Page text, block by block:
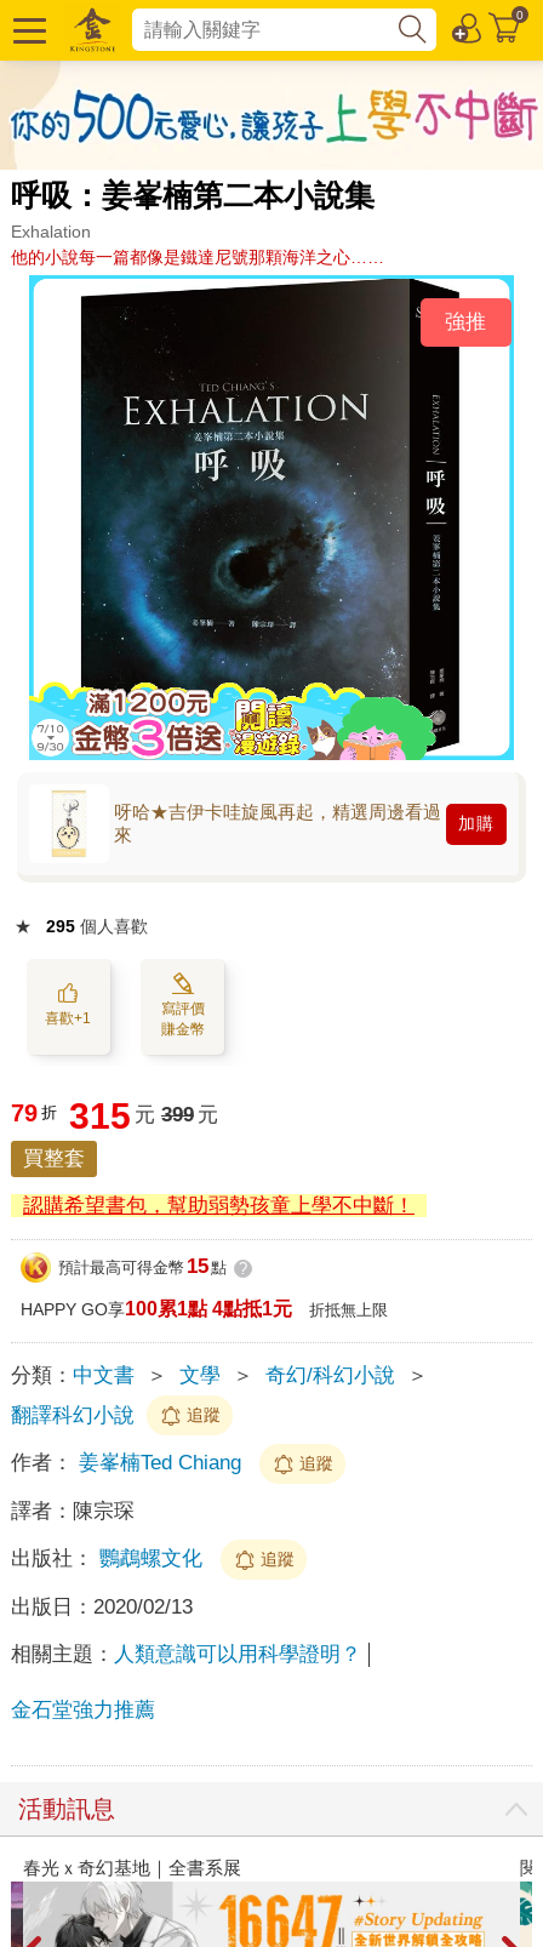
0
呼吸：姜峯楠第二本小說集
Exhalation
他的小說每一篇都像是鐵達尼號那顆海洋之心……
強推
呀哈★吉伊卡哇旋風再起，精選周邊看過
來
加購
★ 295 個人喜歡
喜歡+1
寫評價
賺金幣
79 折 315 元 399 元
買整套
認購希望書包，幫助弱勢孩童上學不中斷！
預計最高可得金幣 15點 ?
HAPPY GO享100累1點 4點抵1元 折抵無上限
分類： 中文書 ＞ 文學 ＞ 奇幻/科幻小說
＞
翻譯科幻小說
追蹤
作者： 姜峯楠Ted Chiang 追蹤
譯者： 陳宗琛
出版社： 鸚鵡螺文化 追蹤
出版日： 2020/02/13
相關主題： 人類意識可以用科學證明？
金石堂強力推薦
活動訊息
春光ｘ奇幻基地｜全書系展 閱